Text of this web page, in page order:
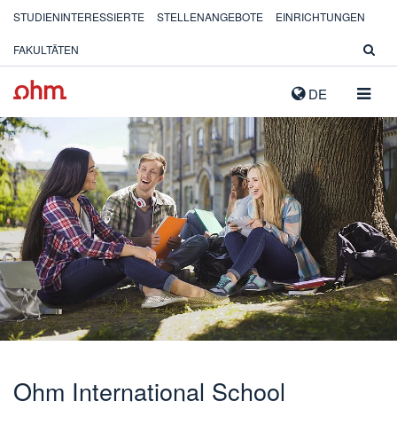
DE
STUDIENINTERESSIERTE STELLENANGEBOTE EINRICHTUNGEN
FAKULTÄTEN
Ohm International School